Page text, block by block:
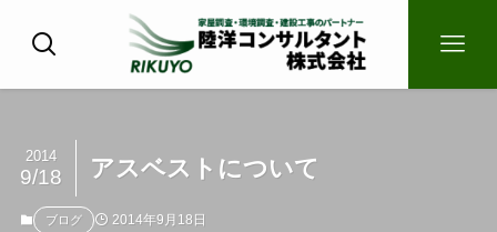
アスベストについて
2014
9/18
ブログ 2014年9月18日